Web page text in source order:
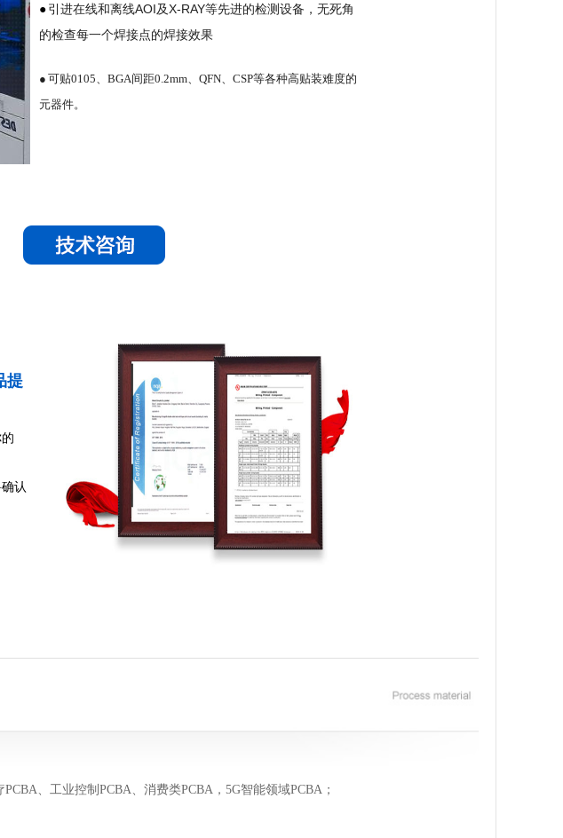
● 引进在线和离线AOI及X-RAY等先进的检测设备，无死角
的检查每一个焊接点的焊接效果
● 可贴0105、BGA间距0.2mm、QFN、CSP等各种高贴装难度的
元器件。
提
认
、工业控制PCBA、消费类PCBA，5G智能领域PCBA；